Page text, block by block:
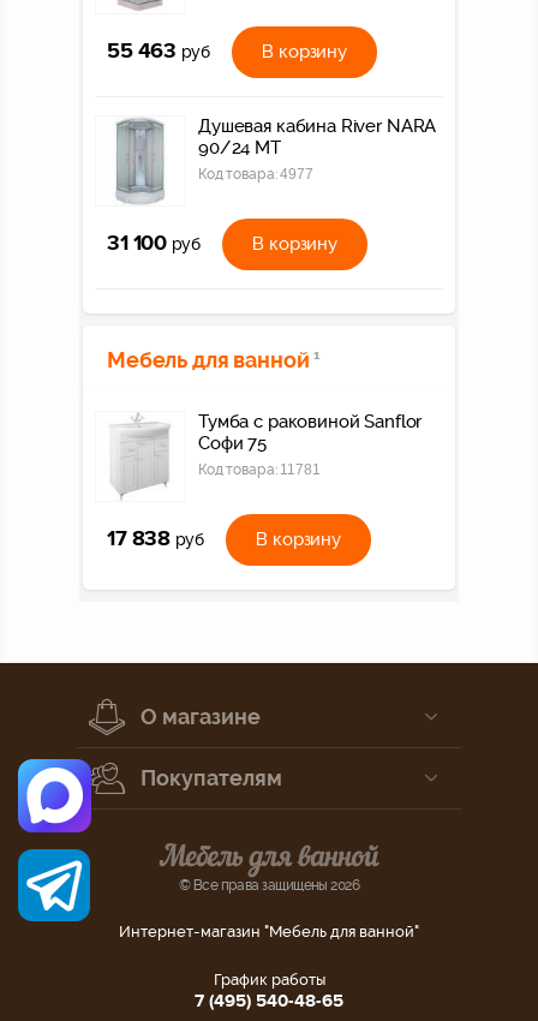
55 463 руб В корзину
Душевая кабина River NARA
90/24 МТ
Код товара:4977
31 100 руб В корзину
Мебель для ванной 1
Тумба с раковиной Sanflor
Софи 75
Код товара: 11781
17 838 руб В корзину
О магазине
Покупателям
© Все права защищены 2026
Интернет-магазин "Мебель для ванной"
График работы
7 (495) 540-48-65